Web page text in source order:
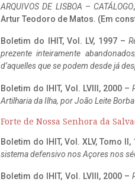
ARQUIVOS DE LISBOA – CATÁLOGO
Artur Teodoro de Matos. (Em
Boletim do IHIT, Vol. LV, 1997 –
prezente inteiramente
d’aquelles que se podem desde já
Boletim do IHIT, Vol. LVIII, 2000 –
Artilharia da Ilha, por João Leite Borba
Forte de Nossa Senhora da
Boletim do IHIT, Vol. XLV, Tomo II,
sistema defensivo nos Açores nos
Boletim do IHIT, Vol. LVIII, 2000 –